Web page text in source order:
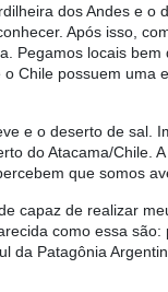
dos Andes e
Após isso,
locais
Chile possuem
e o deserto de sal.
do Atacama/Chile.
que somos
capaz de realizar
como essa
Patagônia